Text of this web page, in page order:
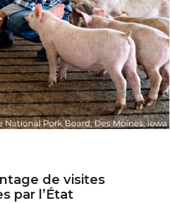
de visites
par l’État